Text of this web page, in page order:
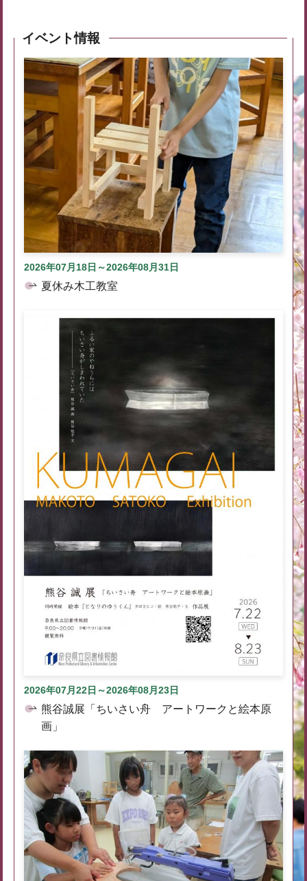
イベント情報
2026年07月18日～2026年08月31日
夏休み木工教室
2026年07月22日～2026年08月23日
熊谷誠展「ちいさい舟 アートワークと絵本原
画」